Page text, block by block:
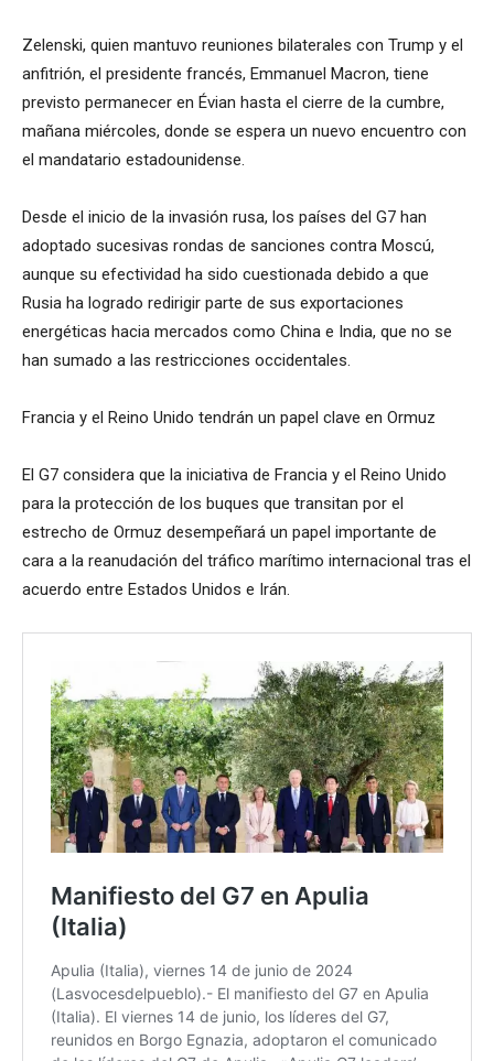
Zelenski, quien mantuvo reuniones bilaterales con Trump y el
anfitrión, el presidente francés, Emmanuel Macron, tiene
previsto permanecer en Évian hasta el cierre de la cumbre,
mañana miércoles, donde se espera un nuevo encuentro con
el mandatario estadounidense.
Desde el inicio de la invasión rusa, los países del G7 han
adoptado sucesivas rondas de sanciones contra Moscú,
aunque su efectividad ha sido cuestionada debido a que
Rusia ha logrado redirigir parte de sus exportaciones
energéticas hacia mercados como China e India, que no se
han sumado a las restricciones occidentales.
Francia y el Reino Unido tendrán un papel clave en Ormuz
El G7 considera que la iniciativa de Francia y el Reino Unido
para la protección de los buques que transitan por el
estrecho de Ormuz desempeñará un papel importante de
cara a la reanudación del tráfico marítimo internacional tras el
acuerdo entre Estados Unidos e Irán.